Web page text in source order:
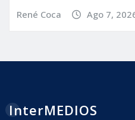
René Coca Ago 7,
InterMEDIOS